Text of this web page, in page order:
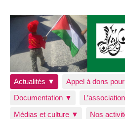
Actualités ▼ Appel à dons
Documentation ▼
Médias et culture ▼
Nos